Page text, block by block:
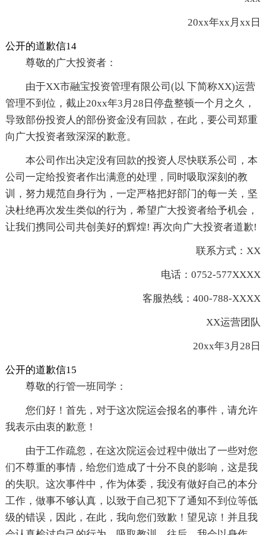
20xx年xx月xx日
公开的道歉信14
尊敬的广大投资者：
由于XX市融宝投资管理有限公司(以 下简称XX)运营
管理不到位，截止20xx年3月28日停盘整顿一个月之久，
导致部份投资人的部份资金没有回款，在此，要公司郑重
向广大投资者致深深的歉意。
本公司作出决定没有回款的投资人尽快联系公司，本
公司一定给投资者作出满意的处理，同时吸取深刻的教
训，努力规范自身行为，一定严格把好部门的每一关，坚
决杜绝再次发生类似的行为，希望广大投资者给予机会，
让我们携同公司共创美好的辉煌! 再次向广大投资者道歉!
联系方式：XX
电话：0752-577XXXX
客服热线：400-788-XXXX
XX运营团队
20xx年3月28日
公开的道歉信15
尊敬的行管一班同学：
您们好！首先，对于这次院运会报名的事件，请允许
我表示由衷的歉意！
由于工作疏忽，在这次院运会过程中做出了一些对您
们不尊重的事情，给您们造成了十分不良的影响，这是我
的失职。这次事件中，作为体委，我没有做好自己的本分
工作，做事不够认真，以致于自己犯下了通知不到位等低
级的错误，因此，在此，我向您们致歉！望见谅！并且我